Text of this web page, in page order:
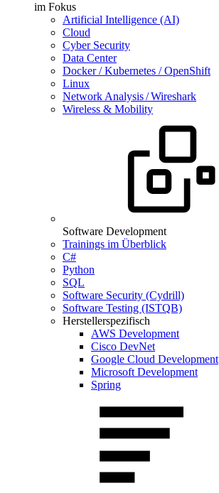
im Fokus
Artificial Intelligence (AI)
Cloud
Cyber Security
Data Center
Docker / Kubernetes / OpenShift
Linux
Network Analysis / Wireshark
Wireless & Mobility
Software Development
Trainings im Überblick
C#
Python
SQL
Software Security (Cydrill)
Software Testing (ISTQB)
Herstellerspezifisch
AWS Development
Cisco DevNet
Google Cloud Development
Microsoft Development
Spring